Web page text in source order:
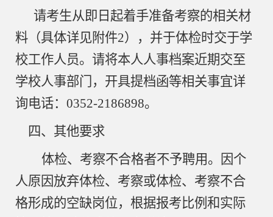
请考生从即日起着手准备考察的相关材
料（具体详见附件2），并于体检时交于学
校工作人员。请将本人人事档案近期交至
学校人事部门，开具提档函等相关事宜详
询电话：0352-2186898。
四、其他要求
体检、考察不合格者不予聘用。因个
人原因放弃体检、考察或体检、考察不合
格形成的空缺岗位，根据报考比例和实际